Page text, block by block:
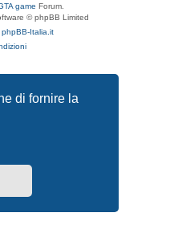
di fornire la
game Forum.
© phpBB Limited
phpBB-Italia.it